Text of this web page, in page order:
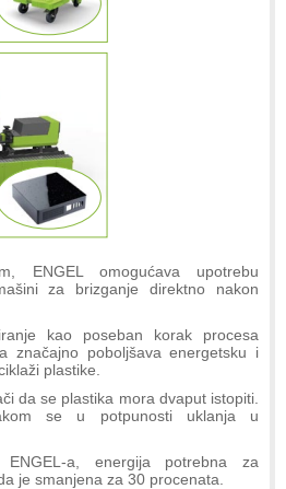
ENGEL omogućava upotrebu
za brizganje direktno nakon
kao poseban korak procesa
značajno poboljšava energetsku i
plastike.
da se plastika mora dvaput istopiti.
se u potpunosti uklanja u
a, energija potrebna za
je smanjena za 30 procenata.